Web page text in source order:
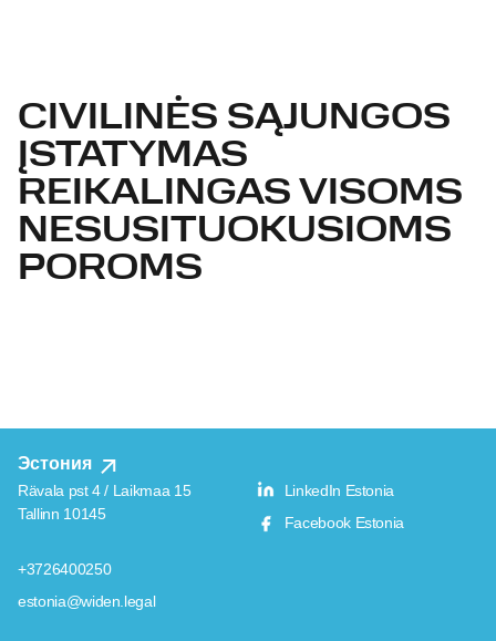
CIVILINĖS SĄJUNGOS
ĮSTATYMAS
REIKALINGAS VISOMS
NESUSITUOKUSIOMS
POROMS
Эстония
Rävala pst 4 / Laikmaa 15
Tallinn 10145
+3726400250
estonia@widen.legal
LinkedIn Estonia
Facebook Estonia